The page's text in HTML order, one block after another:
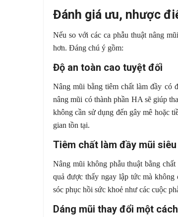
Đánh giá ưu, nhược
Nếu so với các ca phẫu thuật nâng
hơn. Đáng chú ý gồm:
Độ an toàn cao tuyệt đối
Nâng mũi bằng tiêm chất làm đầy có
nâng mũi có thành phần HA sẽ giúp
không cần sử dụng đến gây mê hoặc
gian tồn tại.
Tiêm chất làm đầy mũi siêu
Nâng mũi không phẫu thuật bằng
quả được thấy ngay lập tức mà
sóc phục hồi sức khoẻ như các cuộc
Dáng mũi thay đổi một